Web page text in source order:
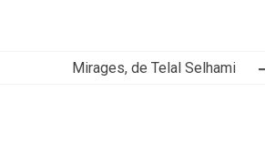
Mirages, de Telal Selhami